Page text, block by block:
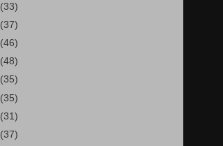
(33)
(37)
(46)
(48)
(35)
(35)
(31)
(37)